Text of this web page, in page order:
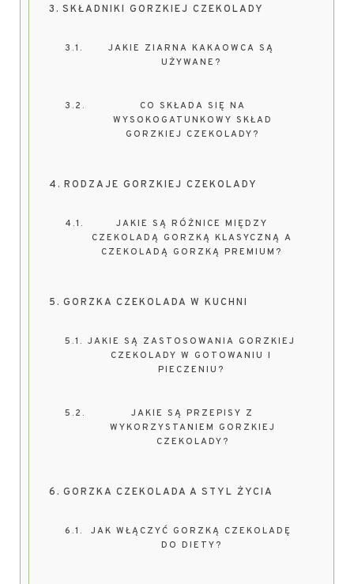
SKŁADNIKI GORZKIEJ CZEKOLADY
JAKIE ZIARNA KAKAOWCA SĄ
UŻYWANE?
CO SKŁADA SIĘ NA
WYSOKOGATUNKOWY SKŁAD
GORZKIEJ CZEKOLADY?
RODZAJE GORZKIEJ CZEKOLADY
JAKIE SĄ RÓŻNICE MIĘDZY
CZEKOLADĄ GORZKĄ KLASYCZNĄ A
CZEKOLADĄ GORZKĄ PREMIUM?
GORZKA CZEKOLADA W KUCHNI
JAKIE SĄ ZASTOSOWANIA GORZKIEJ
CZEKOLADY W GOTOWANIU I
PIECZENIU?
JAKIE SĄ PRZEPISY Z
WYKORZYSTANIEM GORZKIEJ
CZEKOLADY?
GORZKA CZEKOLADA A STYL ŻYCIA
JAK WŁĄCZYĆ GORZKĄ CZEKOLADĘ
DO DIETY?